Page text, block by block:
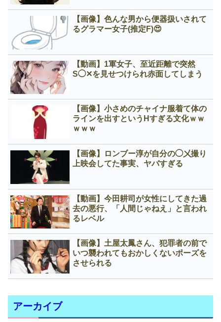
【画像】色んな男から便器扱いされて
るグラマー女子(推定F)😍
【動画】1軍女子、至近距離で突然
S◯✕を見せつけられ赤面してしまう
【画像】小さめのチャイナ服着て体の
ラインを出すというНすぎる文化ｗｗ
ｗｗｗ
【画像】ロンブー淳が自分の◯㐅撮り
上映会してた事実、ヤバすぎる
【動画】今田耕司が女性にしてきた過
去の悪行、「人間じゃねえ」と言われ
るレベル
【画像】土屋太鳳さん、犯罪者の前で
いつ襲われてもおかしくないポーズを
させられる
アーカイブ